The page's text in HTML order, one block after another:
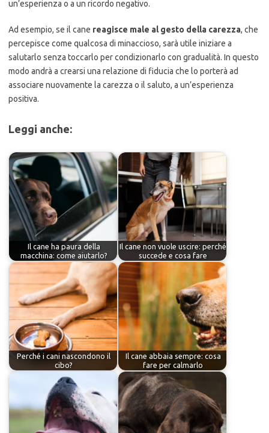
un’esperienza o a un ricordo negativo.
Ad esempio, se il cane reagisce male al gesto della carezza, che
percepisce come qualcosa di minaccioso, sarà utile iniziare a
salutarlo senza toccarlo per condizionarlo con gradualità. In questo
modo andrà a crearsi una relazione di fiducia che lo porterà ad
associare nuovamente la carezza o il saluto, a un’esperienza
positiva.
Leggi anche:
Il cane ha paura della
macchina: come aiutarlo?
Il cane non vuole uscire: perché
succede e cosa fare
Perché i cani nascondono il
cibo?
Il cane abbaia sempre: cosa
fare per calmarlo